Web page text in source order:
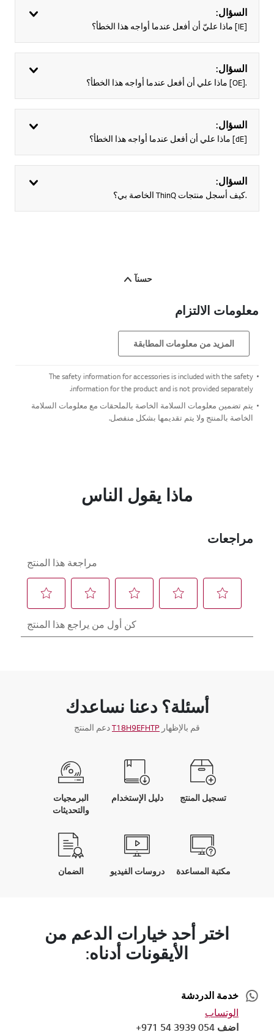
السؤال:
[IE] ماذا عليّ أن أفعل عندما أواجه هذا الخطأ؟
السؤال:
.[OE] ماذا علي أن أفعل عندما أواجه هذا الخطأ؟
السؤال:
[dE] ماذا علي أن أفعل عندما أواجه هذا الخطأ؟
السؤال:
.كيف أسجل منتجات ThinQ الخاصة بي؟
حسنآ
معلومات الالتزام
المزيد من معلومات المطابقة
The safety information for accessories is included with the safety
information for the product and is not provided separately.
يتم تضمين معلومات السلامة الخاصة بالملحقات مع معلومات السلامة
الخاصة بالمنتج ولا يتم تقديمها بشكل منفصل.
ماذا يقول الناس
أسئلة؟ دعنا نساعدك
قم بالإظهار T18H9EFHTPدعم المنتج
تسجيل المنتج دليل الإستخدام
البرمجيات
والتحديثات
مكتبة المساعدة دروسات الفيديو الضمان
اختر أحد خيارات الدعم من
الأيقونات أدناه:
خدمة الدردشة
الوتساب
اضف 054 3939 54 971+